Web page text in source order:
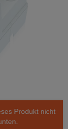
Produkt nicht